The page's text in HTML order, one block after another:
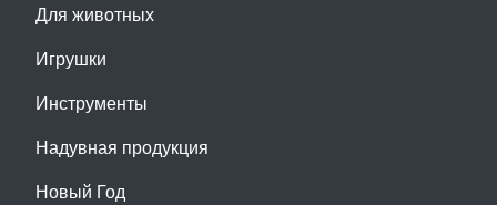
Для животных
Игрушки
Инструменты
Надувная продукция
Новый Год